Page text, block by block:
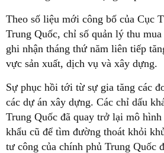
Theo số liệu mới công bố của Cục
Trung Quốc, chỉ số quản lý thu
ghi nhận tháng thứ năm liên tiếp
vực sản xuất, dịch vụ và xây dựng.
Sự phục hồi tới từ sự gia tăng các
các dự án xây dựng. Các chỉ dấu
Trung Quốc đã quay trở lại mô
khẩu cũ để tìm đường thoát khỏi
tư công của chính phủ Trung Quốc